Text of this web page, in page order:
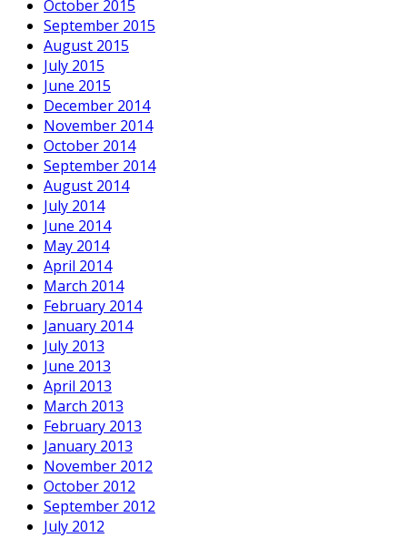
October 2015
September 2015
August 2015
July 2015
June 2015
December 2014
November 2014
October 2014
September 2014
August 2014
July 2014
June 2014
May 2014
April 2014
March 2014
February 2014
January 2014
July 2013
June 2013
April 2013
March 2013
February 2013
January 2013
November 2012
October 2012
September 2012
July 2012